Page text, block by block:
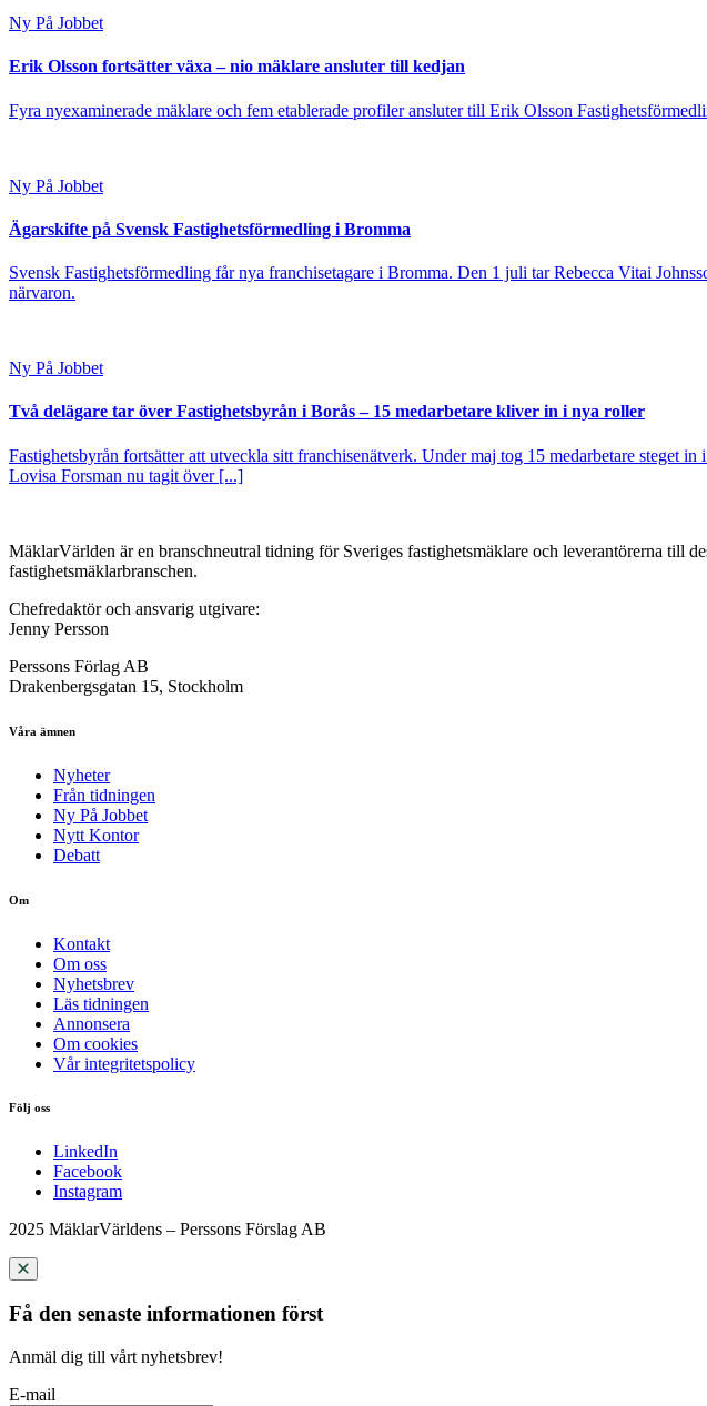
Ny På Jobbet
Erik Olsson fortsätter växa – nio mäklare ansluter till kedjan
Fyra nyexaminerade mäklare och fem etablerade profiler ansluter till Erik Olsson
Ny På Jobbet
Ägarskifte på Svensk Fastighetsförmedling i Bromma
Svensk Fastighetsförmedling får nya franchisetagare i Bromma. Den 1 juli tar Rebecca Vitai
närvaron.
Ny På Jobbet
Två delägare tar över Fastighetsbyrån i Borås – 15 medarbetare kliver in i nya roller
Fastighetsbyrån fortsätter att utveckla sitt franchisenätverk. Under maj tog 15 medarbetare steget
Lovisa Forsman nu tagit över [...]
MäklarVärlden är en branschneutral tidning för Sveriges fastighetsmäklare och leverantörerna till
fastighetsmäklarbranschen.
Chefredaktör och ansvarig utgivare:
Jenny Persson
Perssons Förlag AB
Drakenbergsgatan 15, Stockholm
Våra ämnen
Nyheter
Från tidningen
Ny På Jobbet
Nytt Kontor
Debatt
Om
Kontakt
Om oss
Nyhetsbrev
Läs tidningen
Annonsera
Om cookies
Vår integritetspolicy
Följ oss
LinkedIn
Facebook
Instagram
2025 MäklarVärldens – Perssons Förslag AB
Få den senaste informationen först
Anmäl dig till vårt nyhetsbrev!
E-mail